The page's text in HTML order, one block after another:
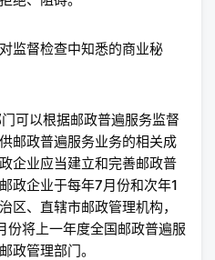
督检查中知悉的商业秘
可以根据邮政普遍服务监督
邮政普遍服务业务的相关成
企业应当建立和完善邮政普
政企业于每年7月份和次年1
区、直辖市邮政管理机构，
份将上一年度全国邮政普遍服
政管理部门。